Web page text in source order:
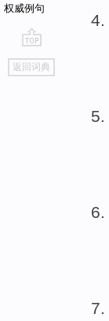
权威例句
go
top
返回词典